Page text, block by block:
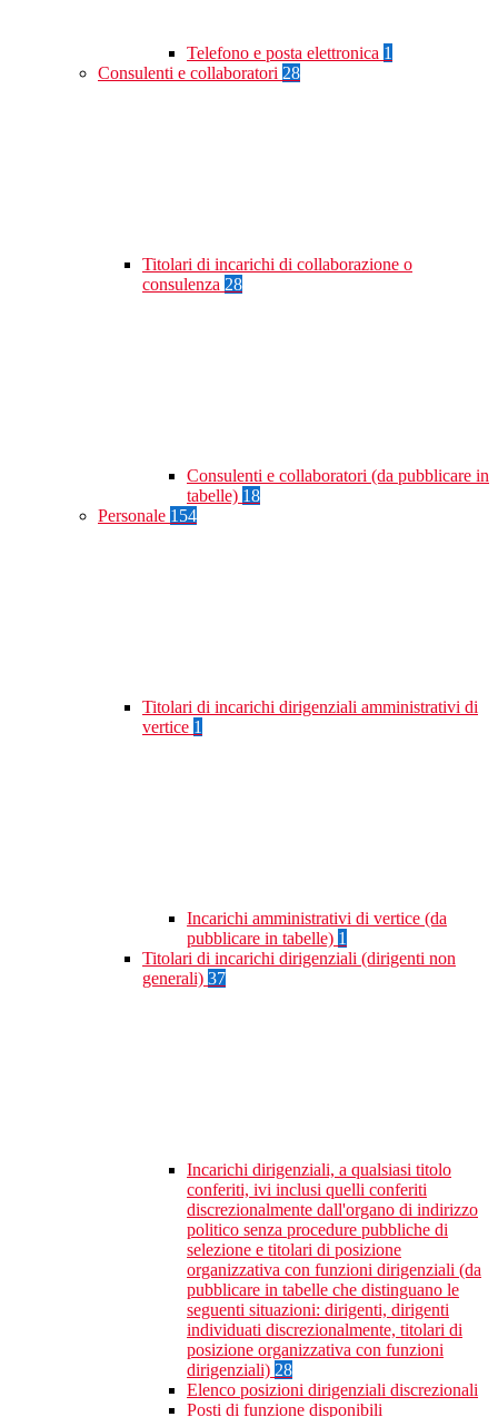
Telefono e posta elettronica 1
Consulenti e collaboratori 28
Titolari di incarichi di collaborazione o
consulenza 28
Consulenti e collaboratori (da pubblicare in
tabelle) 18
Personale 154
Titolari di incarichi dirigenziali amministrativi di
vertice 1
Incarichi amministrativi di vertice (da
pubblicare in tabelle) 1
Titolari di incarichi dirigenziali (dirigenti non
generali) 37
Incarichi dirigenziali, a qualsiasi titolo
conferiti, ivi inclusi quelli conferiti
discrezionalmente dall'organo di indirizzo
politico senza procedure pubbliche di
selezione e titolari di posizione
organizzativa con funzioni dirigenziali (da
pubblicare in tabelle che distinguano le
seguenti situazioni: dirigenti, dirigenti
individuati discrezionalmente, titolari di
posizione organizzativa con funzioni
dirigenziali) 28
Elenco posizioni dirigenziali discrezionali
Posti di funzione disponibili